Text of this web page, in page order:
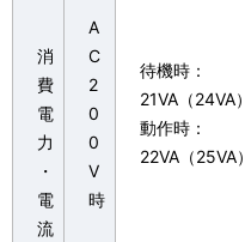
消
費
電
力
・
電
流
A
C
2
0
0
V
時
待機時：
21VA（24VA）
動作時：
22VA（25VA）